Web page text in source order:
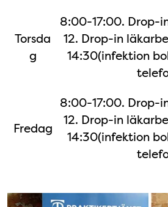
Torsda
g
8:00-17:00. Drop-
12. Drop-in
14:30(infektion
Fredag
8:00-17:00. Drop-
12. Drop-in
14:30(infektion